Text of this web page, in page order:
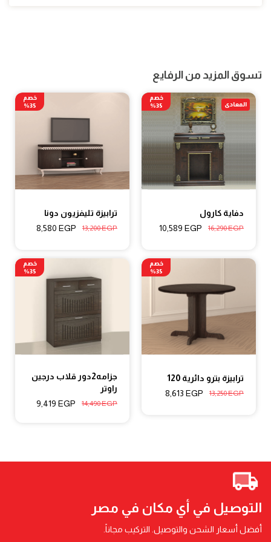
تسوق المزيد من الرفايع
دفاية كارول
16,290EGP
10,589 EGP
خصم
35%
المعادى
ترابيزة تليفزيون دونا
13,200EGP
8,580 EGP
خصم
35%
ترابيزة بترو دائرية 120
13,250EGP
8,613 EGP
خصم
35%
جزامه2دور قلاب درجين
راوتر
14,490EGP
9,419 EGP
خصم
35%
التوصيل في أي مكان في مصر
أفضل أسعار الشحن والتوصيل. التركيب مجاناً.